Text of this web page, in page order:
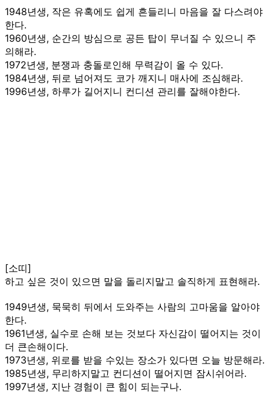
1948년생, 작은 유혹에도 쉽게 흔들리니 마음을 잘 다스려야
한다.
1960년생, 순간의 방심으로 공든 탑이 무너질 수 있으니 주
의해라.
1972년생, 분쟁과 충돌로인해 무력감이 올 수 있다.
1984년생, 뒤로 넘어져도 코가 깨지니 매사에 조심해라.
1996년생, 하루가 길어지니 컨디션 관리를 잘해야한다.
[소띠]
하고 싶은 것이 있으면 말을 돌리지말고 솔직하게 표현해라.
1949년생, 묵묵히 뒤에서 도와주는 사람의 고마움을 알아야
한다.
1961년생, 실수로 손해 보는 것보다 자신감이 떨어지는 것이
더 큰손해이다.
1973년생, 위로를 받을 수있는 장소가 있다면 오늘 방문해라.
1985년생, 무리하지말고 컨디션이 떨어지면 잠시쉬어라.
1997년생, 지난 경험이 큰 힘이 되는구나.